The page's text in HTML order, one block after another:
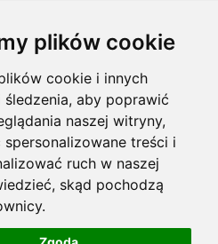
plików cookie
cookie i innych
aby poprawić
naszej witryny,
treści i
ruch w naszej
skąd pochodzą
obsługuje:
Warszawa. Nazwa miasta zaczęła
wieku jako Warszewa, a od XV wieku
nazwy na Warszawa w XV wieku
wymowy dialektycznej.